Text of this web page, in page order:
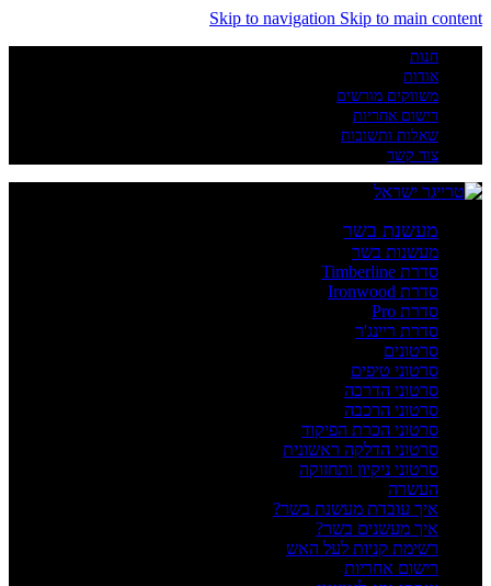
Skip to navigation Skip to main content
חנות
אודות
משווקים מורשים
רישום אחריות
שאלות ותשובות
צור קשר
מעשנת בשר
מעשנות בשר
סדרת Timberline
סדרת Ironwood
סדרת Pro
סדרת ריינג'ר
סרטונים
סרטוני טיפים
סרטוני הדרכה
סרטוני הרכבה
סרטוני הכרת הפיקוד
סרטוני הדלקה ראשונית
סרטוני ניקיון ותחזוקה
העשרה
איך עובדת מעשנת בשר?
איך מעשנים בשר?
רשימת קניות לעל האש
רישום אחריות